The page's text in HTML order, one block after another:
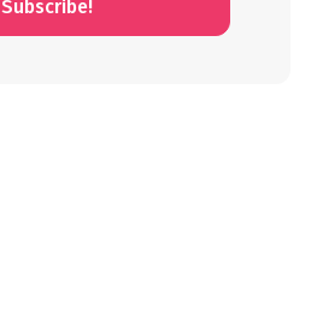
Subscribe!